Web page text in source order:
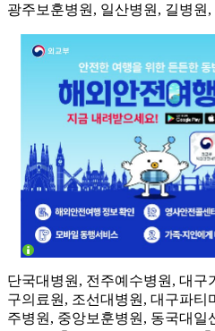
광주보훈병원, 일산병원, 길병원,
단국대병원, 전주예수병원, 대구
구의료원, 조선대병원, 대구파티
주병원, 중앙보훈병원, 동국대일